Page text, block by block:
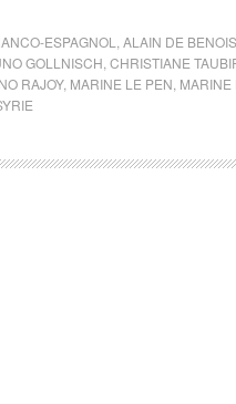
ESPAGNOL ALAIN DE
GOLLNISCH CHRISTIANE
RAJOY, MARINE LE PEN MARINE